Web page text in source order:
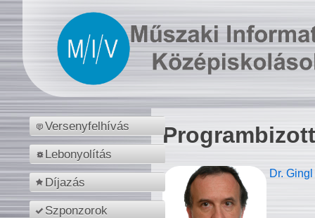
Versenyfelhívás
Lebonyolítás
Díjazás
Szponzorok
Dr.